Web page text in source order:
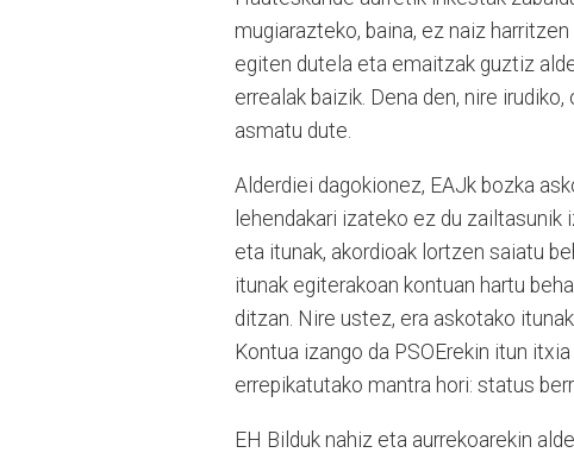
mugiarazteko, baina, ez naiz
egiten dutela eta emaitzak guztiz
errealak baizik. Dena den, nire
asmatu dute.
Alderdiei dagokionez, EAJk bozka
lehendakari izateko ez du zailtasunik
eta itunak, akordioak lortzen saiatu
itunak egiterakoan kontuan hartu
ditzan. Nire ustez, era askotako
Kontua izango da PSOErekin itun
errepikatutako mantra hori: status
EH Bilduk nahiz eta aurrekoarekin